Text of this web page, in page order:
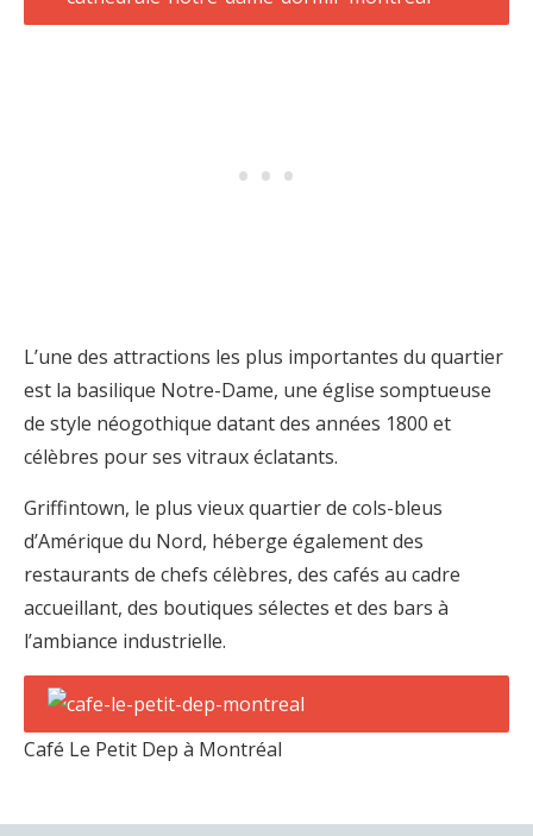
L’une des attractions les plus importantes du quartier
est la basilique Notre-Dame, une église somptueuse
de style néogothique datant des années 1800 et
célèbres pour ses vitraux éclatants.
Griffintown, le plus vieux quartier de cols-bleus
d’Amérique du Nord, héberge également des
restaurants de chefs célèbres, des cafés au cadre
accueillant, des boutiques sélectes et des bars à
l’ambiance industrielle.
Café Le Petit Dep à Montréal